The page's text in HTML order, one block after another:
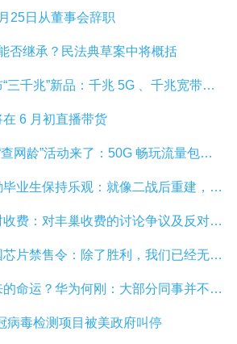
25日从董事会辞职
否继承？民法典草案中将概括
中国联通正式发布“三千兆”新品：千兆 5G 、千兆宽带及千兆 Wi-Fi
6 月初直播带货
2020 年中国移动“查网龄”活动来了：50G 畅玩流量包，钻石勋章宽带提速至 1000 M
比尔盖茨夫妇鼓励毕业生保持乐观：就像二战后重建，你们将引领潮流
白岩松评丰巢超时收费：对丰巢收费的讨论争议及反对其实是件好事
华为中国回应美国芯片禁售令：除了胜利，我们已经无路可走
如何看华为接下来的命运？华为何刚：大部分同事并不悲观
病毒检测项目被美政府叫停